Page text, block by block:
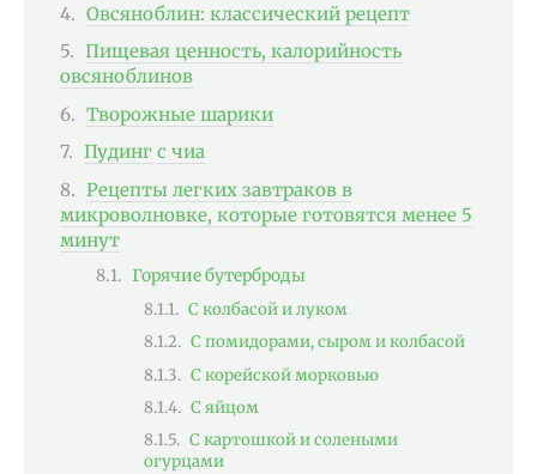
Овсяноблин: классический рецепт
Пищевая ценность, калорийность
овсяноблинов
Творожные шарики
Пудинг с чиа
Рецепты легких завтраков в
микроволновке, которые готовятся менее 5
минут
Горячие бутерброды
С колбасой и луком
С помидорами, сыром и колбасой
С корейской морковью
С яйцом
С картошкой и солеными
огурцами